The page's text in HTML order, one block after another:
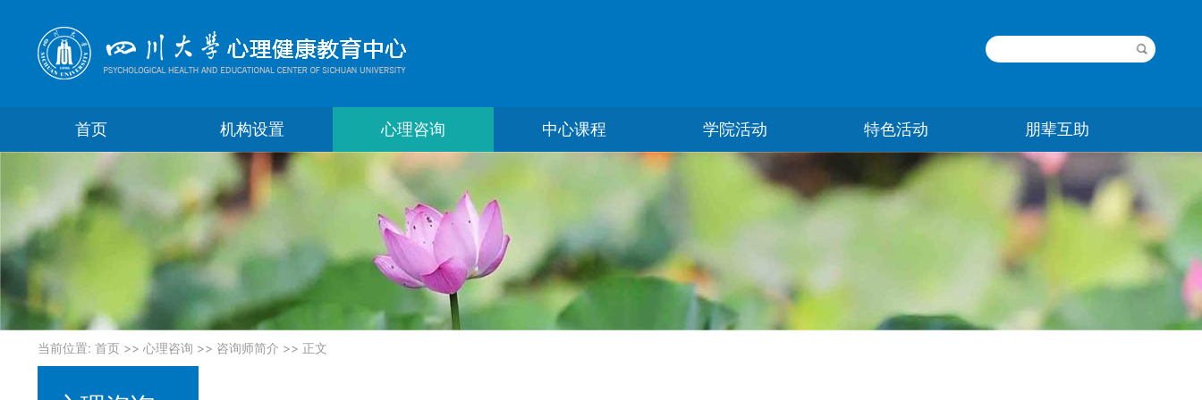
首页 机构设置 心理咨询 中心课程 学院活动 特色活动 朋辈互助
当前位置: 首页 >> 心理咨询 >> 咨询师简介 >> 正文